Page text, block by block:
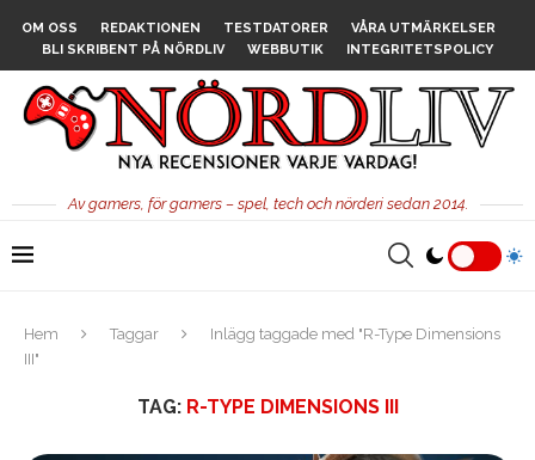
OM OSS REDAKTIONEN TESTDATORER
VÅRA UTMÄRKELSER
BLI SKRIBENT PÅ NÖRDLIV
WEBBUTIK INTEGRITETSPOLICY
Av gamers, för gamers – spel, tech och nörderi sedan 2014.
Hem Taggar
Inlägg taggade med "R-Type Dimensions
III"
TAG: R-TYPE DIMENSIONS III